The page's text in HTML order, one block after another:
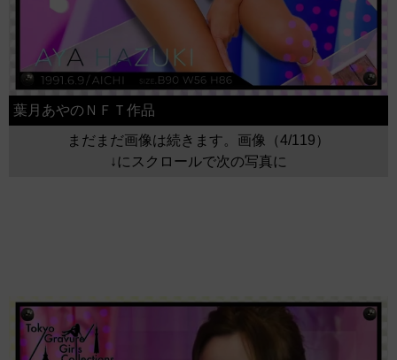
葉月あやのＮＦＴ作品
まだまだ画像は続きます。画像（4/119）
↓にスクロールで次の写真に